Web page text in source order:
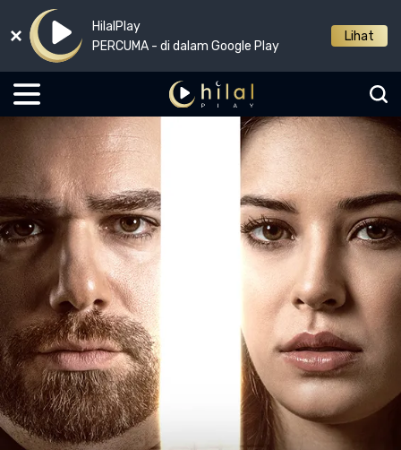
HilalPlay
PERCUMA - di dalam Google Play
Lihat